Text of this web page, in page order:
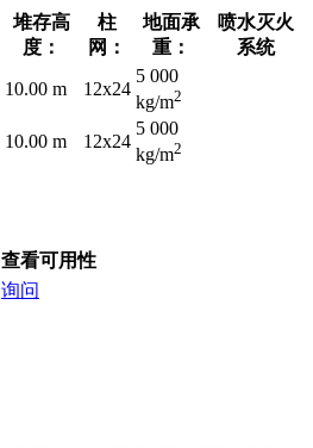
堆存高
度：
柱
网：
地面承
重：
喷水灭火
系统
10.00 m 12x24
5 000
kg/m2
10.00 m 12x24
5 000
kg/m2
查看可用性
询问